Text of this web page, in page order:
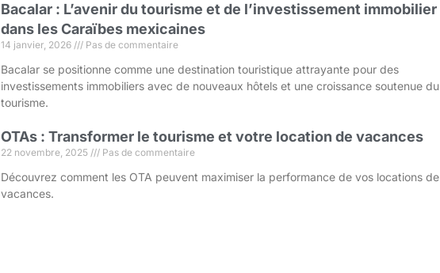
Bacalar : L’avenir du tourisme et de l’investissement immobilier
dans les Caraïbes mexicaines
14 janvier, 2026 Pas de commentaire
Bacalar se positionne comme une destination touristique attrayante pour des
investissements immobiliers avec de nouveaux hôtels et une croissance soutenue du
tourisme.
OTAs : Transformer le tourisme et votre location de vacances
22 novembre, 2025 Pas de commentaire
Découvrez comment les OTA peuvent maximiser la performance de vos locations de
vacances.